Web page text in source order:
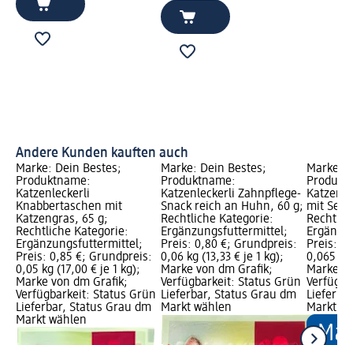
Andere Kunden kauften auch
Marke: Dein Bestes;
Produktname:
Katzenleckerli
Knabbertaschen mit
Katzengras, 65 g;
Rechtliche Kategorie:
Ergänzungsfuttermittel;
Preis: 0,85 €; Grundpreis:
0,05 kg (17,00 € je 1 kg);
Marke von dm Grafik;
Verfügbarkeit: Status Grün
Lieferbar, Status Grau dm
Markt wählen
Marke: Dein Bestes;
Produktname:
Katzenleckerli Zahnpflege-
Snack reich an Huhn, 60 g;
Rechtliche Kategorie:
Ergänzungsfuttermittel;
Preis: 0,80 €; Grundpreis:
0,06 kg (13,33 € je 1 kg);
Marke von dm Grafik;
Verfügbarkeit: Status Grün
Lieferbar, Status Grau dm
Markt wählen
Marke:
mit
Preis:
0,065 kg
Marke
Markt